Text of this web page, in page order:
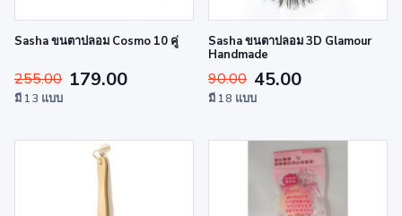
Sasha ขนตาปลอม Cosmo 10 คู่
255.00 179.00
มี 13 แบบ
Sasha ขนตาปลอม 3D Glamour
Handmade
90.00 45.00
มี 18 แบบ